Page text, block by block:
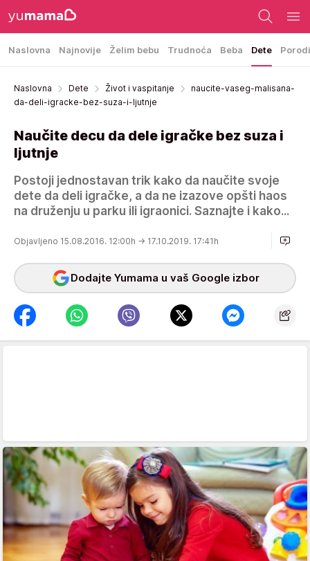
Naslovna Najnovije Želim bebu Trudnoća Beba Dete
Naslovna Dete Život i vaspitanje
naucite-vaseg-malisana-
da-deli-igracke-bez-suza-i-ljutnje
Naučite decu da dele igračke bez suza i
ljutnje
Postoji jednostavan trik kako da naučite svoje
dete da deli igračke, a da ne izazove opšti haos
na druženju u parku ili igraonici. Saznajte i kako...
Objavljeno 15.08.2016. 12:00h → 17.10.2019. 17:41h
Dodajte Yumama u vaš Google izbor